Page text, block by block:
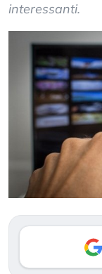
interessanti.